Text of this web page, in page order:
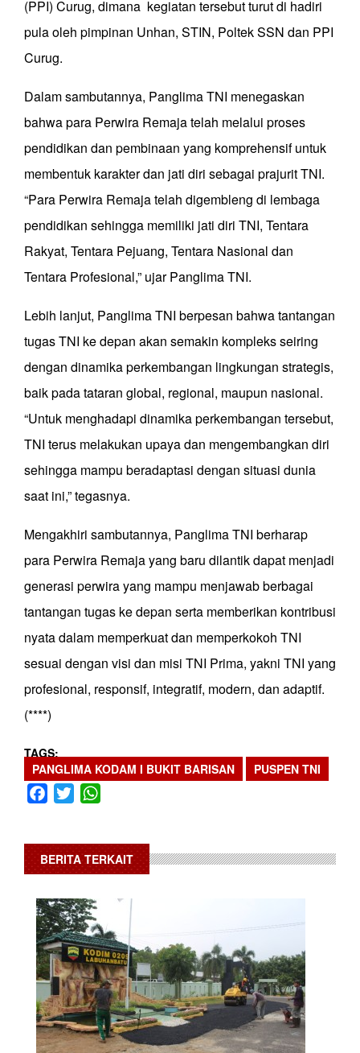
(PPI) Curug, dimana kegiatan tersebut turut di hadiri
pula oleh pimpinan Unhan, STIN, Poltek SSN dan PPI
Curug.
Dalam sambutannya, Panglima TNI menegaskan
bahwa para Perwira Remaja telah melalui proses
pendidikan dan pembinaan yang komprehensif untuk
membentuk karakter dan jati diri sebagai prajurit TNI.
“Para Perwira Remaja telah digembleng di lembaga
pendidikan sehingga memiliki jati diri TNI, Tentara
Rakyat, Tentara Pejuang, Tentara Nasional dan
Tentara Profesional,” ujar Panglima TNI.
Lebih lanjut, Panglima TNI berpesan bahwa tantangan
tugas TNI ke depan akan semakin kompleks seiring
dengan dinamika perkembangan lingkungan strategis,
baik pada tataran global, regional, maupun nasional.
“Untuk menghadapi dinamika perkembangan tersebut,
TNI terus melakukan upaya dan mengembangkan diri
sehingga mampu beradaptasi dengan situasi dunia
saat ini,” tegasnya.
Mengakhiri sambutannya, Panglima TNI berharap
para Perwira Remaja yang baru dilantik dapat menjadi
generasi perwira yang mampu menjawab berbagai
tantangan tugas ke depan serta memberikan kontribusi
nyata dalam memperkuat dan memperkokoh TNI
sesuai dengan visi dan misi TNI Prima, yakni TNI yang
profesional, responsif, integratif, modern, dan adaptif.
(****)
TAGS
PANGLIMA KODAM I BUKIT BARISAN
PUSPEN TNI
Facebook
Twitter
BERITA TERKAIT